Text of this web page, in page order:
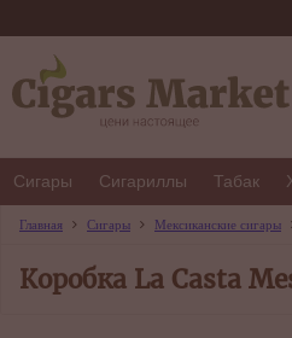
Сигары Сигариллы Табак
Главная Сигары Мексиканские сигары
Коробка La Casta